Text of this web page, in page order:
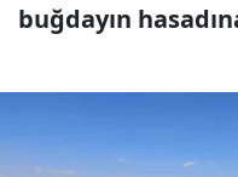
buğdayın